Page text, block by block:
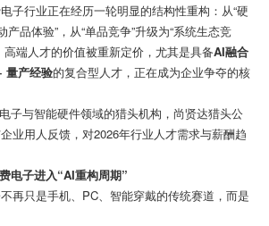
子行业正在经历一轮明显的结构性重构：从“硬
产品体验”，从“单品竞争”升级为“系统生态竞
端人才的价值被重新定价，尤其是具备AI融合
量产经验的复合型人才，正在成为企业争夺的核
子与智能硬件领域的猎头机构，尚贤达猎头公
业用人反馈，对2026年行业人才需求与薪酬趋
电子进入“AI重构周期”
再只是手机、 PC、智能穿戴的传统赛道，而是